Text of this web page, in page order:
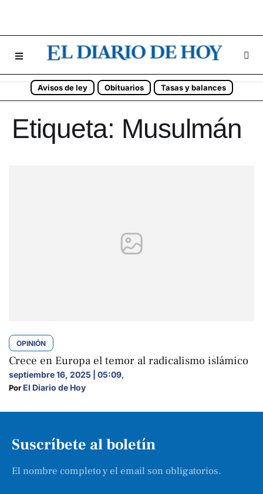
Avisos de ley Obituarios Tasas y balances
Etiqueta: Musulmán
OPINIÓN
Crece en Europa el temor al radicalismo islámico
septiembre 16, 2025 | 05:09,
Por El Diario de Hoy
Suscríbete al boletín
El nombre completo y el email son obligatorios.